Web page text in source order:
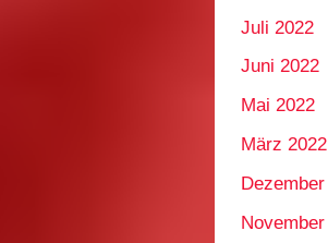
Juli 2022
Juni 2022
Mai 2022
März 2022